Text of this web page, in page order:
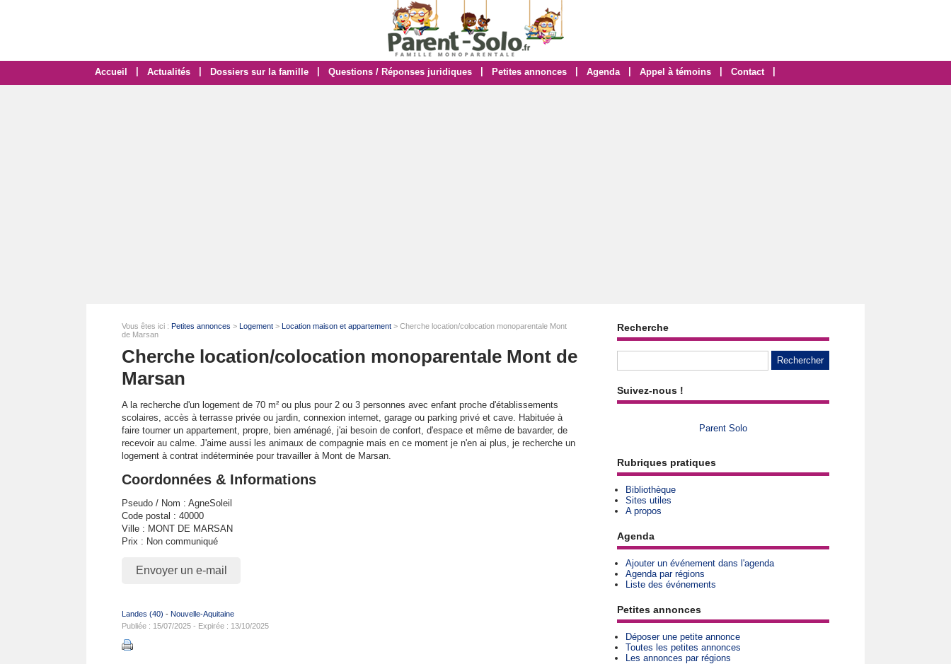
Accueil Actualités Dossiers sur la famille Questions / Réponses juridiques Petites annonces Agenda Appel à témoins Contact
Vous êtes ici : Petites annonces > Logement > Location maison et appartement > Cherche location/colocation monoparentale Mont
de Marsan
Cherche location/colocation monoparentale Mont de
Marsan
A la recherche d'un logement de 70 m² ou plus pour 2 ou 3 personnes avec enfant proche d'établissements
scolaires, accès à terrasse privée ou jardin, connexion internet, garage ou parking privé et cave. Habituée à
faire tourner un appartement, propre, bien aménagé, j'ai besoin de confort, d'espace et même de bavarder, de
recevoir au calme. J'aime aussi les animaux de compagnie mais en ce moment je n'en ai plus, je recherche un
logement à contrat indéterminée pour travailler à Mont de Marsan.
Coordonnées & Informations
Pseudo / Nom : AgneSoleil
Code postal : 40000
Ville : MONT DE MARSAN
Prix : Non communiqué
Envoyer un e-mail
Landes (40) - Nouvelle-Aquitaine
Publiée : 15/07/2025 - Expirée : 13/10/2025
Recherche
Suivez-nous !
Parent Solo
Rubriques pratiques
Bibliothèque
Sites utiles
A propos
Agenda
Ajouter un événement dans l'agenda
Agenda par régions
Liste des événements
Petites annonces
Déposer une petite annonce
Toutes les petites annonces
Les annonces par régions